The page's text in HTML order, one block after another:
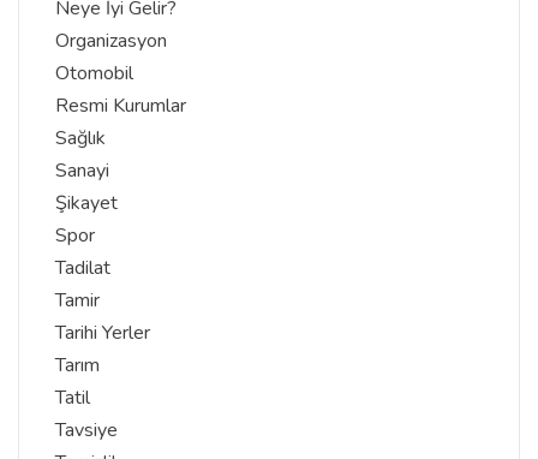
Neye İyi Gelir?
Organizasyon
Otomobil
Resmi Kurumlar
Sağlık
Sanayi
Şikayet
Spor
Tadilat
Tamir
Tarihi Yerler
Tarım
Tatil
Tavsiye